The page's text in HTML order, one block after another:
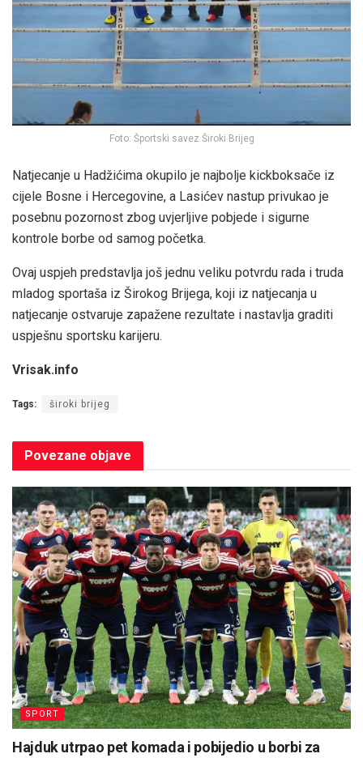
Foto: Športski savez Široki Brijeg
Natjecanje u Hadžićima okupilo je najbolje kickboksače iz
cijele Bosne i Hercegovine, a Lasićev nastup privukao je
posebnu pozornost zbog uvjerljive pobjede i sigurne
kontrole borbe od samog početka.
Ovaj uspjeh predstavlja još jednu veliku potvrdu rada i truda
mladog sportaša iz Širokog Brijega, koji iz natjecanja u
natjecanje ostvaruje zapažene rezultate i nastavlja graditi
uspješnu sportsku karijeru.
Vrisak.info
Tags: široki brijeg
Povezane objave
SPORT
Hajduk utrpao pet komada i pobijedio u borbi za